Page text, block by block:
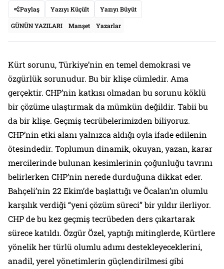
Paylaş
Yazıyı Küçült Yazıyı Büyüt
GÜNÜN YAZILARI Manşet Yazarlar
Kürt sorunu, Türkiye’nin en temel demokrasi ve
özgürlük sorunudur. Bu bir klişe cümledir. Ama
gerçektir. CHP’nin katkısı olmadan bu sorunu köklü
bir çözüme ulaştırmak da mümkün değildir. Tabii bu
da bir klişe. Geçmiş tecrübelerimizden biliyoruz.
CHP’nin etki alanı yalnızca aldığı oyla ifade edilenin
ötesindedir. Toplumun dinamik, okuyan, yazan, karar
mercilerinde bulunan kesimlerinin çoğunluğu tavrını
belirlerken CHP’nin nerede durduğuna dikkat eder.
Bahçeli’nin 22 Ekim’de başlattığı ve Öcalan’ın olumlu
karşılık verdiği “yeni çözüm süreci” bir yıldır ilerliyor.
CHP de bu kez geçmiş tecrübeden ders çıkartarak
sürece katıldı. Özgür Özel, yaptığı mitinglerde, Kürtlere
yönelik her türlü olumlu adımı destekleyeceklerini,
anadil, yerel yönetimlerin güçlendirilmesi gibi